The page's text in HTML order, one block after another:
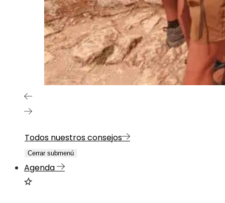
Todos nuestros consejos
Cerrar submenú
Agenda